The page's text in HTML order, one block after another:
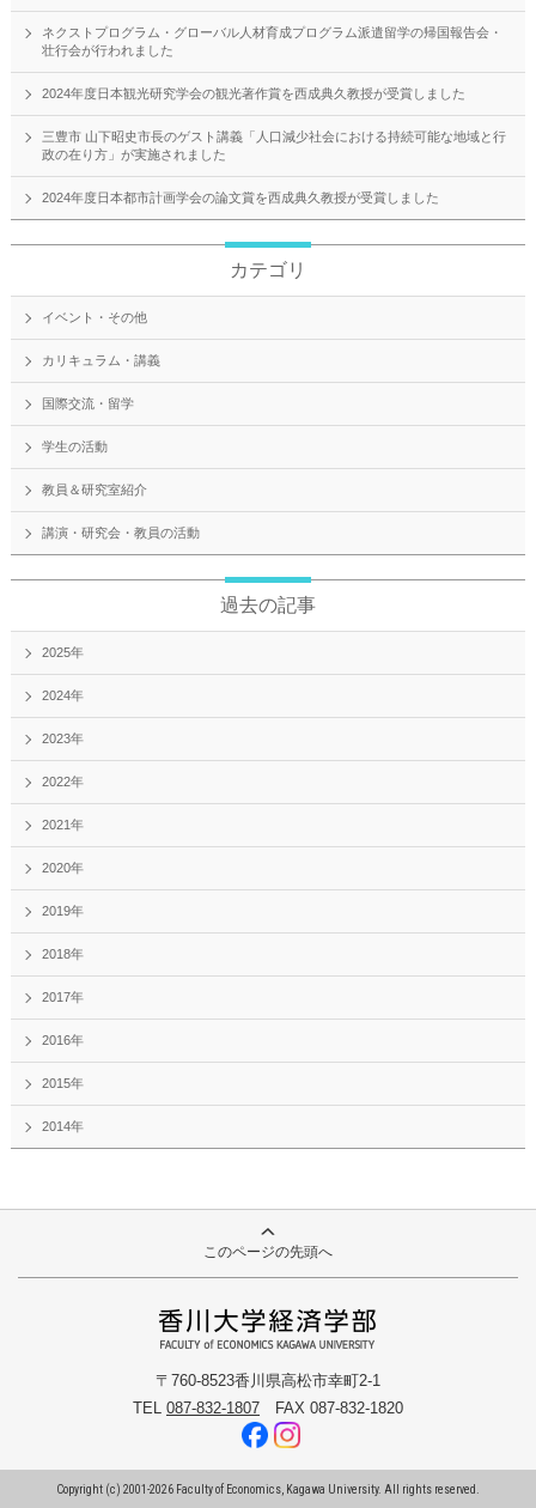
ネクストプログラム・グローバル人材育成プログラム派遣留学の帰国報告会・
壮行会が行われました
2024年度日本観光研究学会の観光著作賞を西成典久教授が受賞しました
三豊市 山下昭史市長のゲスト講義「人口減少社会における持続可能な地域と行
政の在り方」が実施されました
2024年度日本都市計画学会の論文賞を西成典久教授が受賞しました
カテゴリ
イベント・その他
カリキュラム・講義
国際交流・留学
学生の活動
教員＆研究室紹介
講演・研究会・教員の活動
過去の記事
2025年
2024年
2023年
2022年
2021年
2020年
2019年
2018年
2017年
2016年
2015年
2014年
このページの先頭へ
〒760-8523香川県高松市幸町2-1
TEL 087-832-1807 FAX 087-832-1820
Copyright (c) 2001-2026 Faculty of Economics, Kagawa University. All rights reserved.